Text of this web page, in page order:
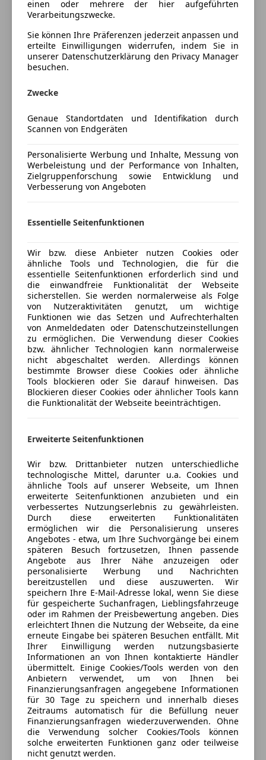
Fahrerairbag
Kopfairbag
Nebelscheinwerfer
Reifendruckkontrollsystem
Traktionskontrolle
Wegfahrsperre
Zentralverriegelung
Extras
Alufelgen
Anhängerkupplung
Anhängevorrichtung schwenkbar, manuell
Sicherheitsinnenspiegel automatisch abblendbar
Climatronic mit Stauluftregelung, FCKW-frei
Zusatzschalter für Offroad
Innenbetätigung und Safesicherung
Nebelscheinwerfer
Kraftstoffsystem Diesel, gekühlt
Elektronisches Stabilisierungsprogramm (ESP)
Servolenkung, geschwindigkeitsabhängig
(Servotronic)
Dreipunkt-Automatikgurt für mittleren Fondsitz
Dreip. Automatikgurte vo.m. Gurtstraffer und
Höheneinstellung
Gepäckraumabdeckung, klappbar
Dreip. Automaticgurte hinten außen mit ECE-Label
Tür und Seitenverkleidung Schaumfolie und Gewebe
cheiben seitlich und hinten in
Wärmeschutzverglasung
Make-up-Spiegel links und rechts beleuchtet
Airbag für Fahrer und Beifahrer mit Beifahrer-Airbag-
Deaktivierung
Seitenairbag vorn, mit Kopfairbag
Zierleisten schwarz
Schalthebelknopf/-Griff in Kunststoff
Außenspiegel mit Memoryfunktion elektrisch
anklapp- /einstellbar, separat beheizbar
Wegfahrsperre elektronisch
12 Volt-Steckdose im Kofferraum
Elektrische Luftzusatzheizung
Reifenkontrollanzeige
Abgaskonzept, EU5
Ablageschale am Dachhimmel
Radio "RCD310 MP3"
Scheibenwischer-Intervallschaltung mit Regensensor
2 Leseleuchten vorn
Gurtkontrolle,E-Kontakt im Gurtschloss
Multifunktionsanzeige plus Bedienung
Multimediabuchse für externe Audioquelle
Typprüfland Österreich
6-Gang-Schaltgetriebe
Spiegelpaket 1
Ambiente-Paket
Wartungsintervallverlängerung
Ambiente und Umfeldbeleuchtung
Fußgängerschutzmaßnahmen erweitert
Preisbewertung
Mehr anzeigen
Versicherung
anpassen
Freischaden-Gutschein ab Stufe 0
Auto einfach online versichern & Rabatt holen
Jetzt berechnen
Verkäufer Händler
Sternebewertung 4.5 von 5
4,5Sterne
Anbieter auf AutoScout24 seit 2009
Showroom
Geöffnet
Schließt um 12:00
Sportstraße 2,
4142 Hofkirchen im Mühlkreis, AT
Kontakt
Markus Reiter
Alle Fahrzeuge des Anbieters
Anbieter kontaktieren
Deine Nachricht
einen oder mehrere der hier aufgeführten
Verarbeitungszwecke.
Sie können Ihre Präferenzen jederzeit anpassen und
erteilte Einwilligungen widerrufen, indem Sie in
unserer Datenschutzerklärung den Privacy Manager
besuchen.
Zwecke
Genaue Standortdaten und Identifikation durch
Scannen von Endgeräten
Personalisierte Werbung und Inhalte, Messung von
Werbeleistung und der Performance von Inhalten,
Zielgruppenforschung sowie Entwicklung und
Verbesserung von Angeboten
Essentielle Seitenfunktionen
Wir bzw. diese Anbieter nutzen Cookies oder
ähnliche Tools und Technologien, die für die
essentielle Seitenfunktionen erforderlich sind und
die einwandfreie Funktionalität der Webseite
sicherstellen. Sie werden normalerweise als Folge
von Nutzeraktivitäten genutzt, um wichtige
Funktionen wie das Setzen und Aufrechterhalten
von Anmeldedaten oder Datenschutzeinstellungen
zu ermöglichen. Die Verwendung dieser Cookies
bzw. ähnlicher Technologien kann normalerweise
nicht abgeschaltet werden. Allerdings können
bestimmte Browser diese Cookies oder ähnliche
Tools blockieren oder Sie darauf hinweisen. Das
Blockieren dieser Cookies oder ähnlicher Tools kann
die Funktionalität der Webseite beeinträchtigen.
Erweiterte Seitenfunktionen
Wir bzw. Drittanbieter nutzen unterschiedliche
technologische Mittel, darunter u.a. Cookies und
ähnliche Tools auf unserer Webseite, um Ihnen
erweiterte Seitenfunktionen anzubieten und ein
verbessertes Nutzungserlebnis zu gewährleisten.
Durch diese erweiterten Funktionalitäten
ermöglichen wir die Personalisierung unseres
Angebotes - etwa, um Ihre Suchvorgänge bei einem
späteren Besuch fortzusetzen, Ihnen passende
Angebote aus Ihrer Nähe anzuzeigen oder
personalisierte Werbung und Nachrichten
bereitzustellen und diese auszuwerten. Wir
speichern Ihre E-Mail-Adresse lokal, wenn Sie diese
für gespeicherte Suchanfragen, Lieblingsfahrzeuge
oder im Rahmen der Preisbewertung angeben. Dies
erleichtert Ihnen die Nutzung der Webseite, da eine
erneute Eingabe bei späteren Besuchen entfällt. Mit
Ihrer Einwilligung werden nutzungsbasierte
Informationen an von Ihnen kontaktierte Händler
übermittelt. Einige Cookies/Tools werden von den
Anbietern verwendet, um von Ihnen bei
Finanzierungsanfragen angegebene Informationen
für 30 Tage zu speichern und innerhalb dieses
Zeitraums automatisch für die Befüllung neuer
Finanzierungsanfragen wiederzuverwenden. Ohne
die Verwendung solcher Cookies/Tools können
solche erweiterten Funktionen ganz oder teilweise
nicht genutzt werden.